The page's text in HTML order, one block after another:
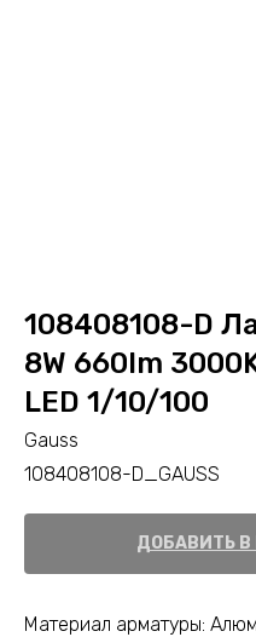
108408108-D
8W 660lm
LED 1/10/100
Gauss
108408108-D_GAUSS
ДОБАВИТЬ В
Материал арматуры: